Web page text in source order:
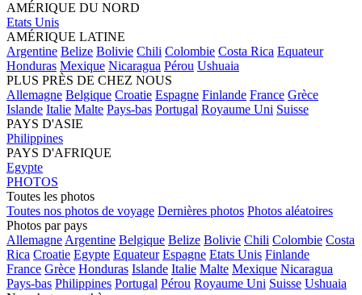
AMÉRIQUE DU NORD
Etats Unis
AMÉRIQUE LATINE
Argentine Belize Bolivie Chili Colombie Costa Rica Equateur
Honduras Mexique Nicaragua Pérou Ushuaia
PLUS PRÈS DE CHEZ NOUS
Allemagne Belgique Croatie Espagne Finlande France Grèce
Islande Italie Malte Pays-bas Portugal Royaume Uni Suisse
PAYS D'ASIE
Philippines
PAYS D'AFRIQUE
Egypte
PHOTOS
Toutes les photos
Toutes nos photos de voyage Dernières photos Photos aléatoires
Photos par pays
Allemagne Argentine Belgique Belize Bolivie Chili Colombie Costa
Rica Croatie Egypte Equateur Espagne Etats Unis Finlande
France Grèce Honduras Islande Italie Malte Mexique Nicaragua
Pays-bas Philippines Portugal Pérou Royaume Uni Suisse Ushuaia